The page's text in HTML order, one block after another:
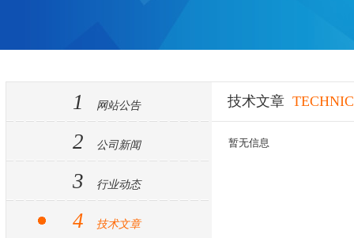
1 网站公告
2 公司新闻
3 行业动态
4 技术文章
技术文章
暂无信息